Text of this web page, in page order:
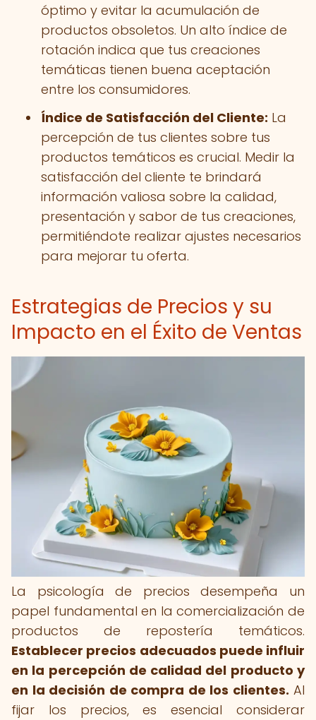
óptimo y evitar la acumulación de
productos obsoletos. Un alto índice de
rotación indica que tus creaciones
temáticas tienen buena aceptación
entre los consumidores.
Índice de Satisfacción del Cliente: La
percepción de tus clientes sobre tus
productos temáticos es crucial. Medir la
satisfacción del cliente te brindará
información valiosa sobre la calidad,
presentación y sabor de tus creaciones,
permitiéndote realizar ajustes necesarios
para mejorar tu oferta.
Estrategias de Precios y su
Impacto en el Éxito de Ventas
La psicología de precios desempeña un
papel fundamental en la comercialización de
productos de repostería temáticos.
Establecer precios adecuados puede influir
en la percepción de calidad del producto y
en la decisión de compra de los clientes. Al
fijar los precios, es esencial considerar